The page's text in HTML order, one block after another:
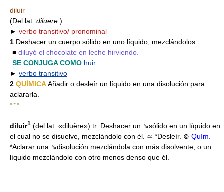
diluir
(Del lat. diluere .)
► verbo transitivo/ pronominal
1 Deshacer un cuerpo sólido en uno líquido, mezclándolos:
■ diluyó el chocolate en leche hirviendo.
SE CONJUGA COMO huir
► verbo transitivo
2 QUÍMICAAñadir o desleír un líquido en una disolución para
aclararla.
* * *
diluir1 (del lat. «diluĕre») tr. Deshacer un ↘sólido en un líquido en
el cual no se disuelve, mezclándolo con él. ≃ *Desleír. ⊚ Quím.
*Aclarar una ↘disolución mezclándola con más disolvente, o un
líquido mezclándolo con otro menos denso que él.